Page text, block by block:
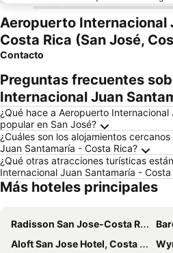
Aeropuerto Internacional
Costa Rica (San José,
Contacto
Preguntas frecuentes
Internacional Juan
¿Qué hace a Aeropuerto
popular en San José?
¿Cuáles son los alojamientos
Juan Santamaría - Costa Rica?
¿Qué otras atracciones turísticas
Internacional Juan Santamaría - Costa
Más hoteles principales
Radisson San Jose-Costa Rica
Aloft San Jose Hotel, Costa Rica